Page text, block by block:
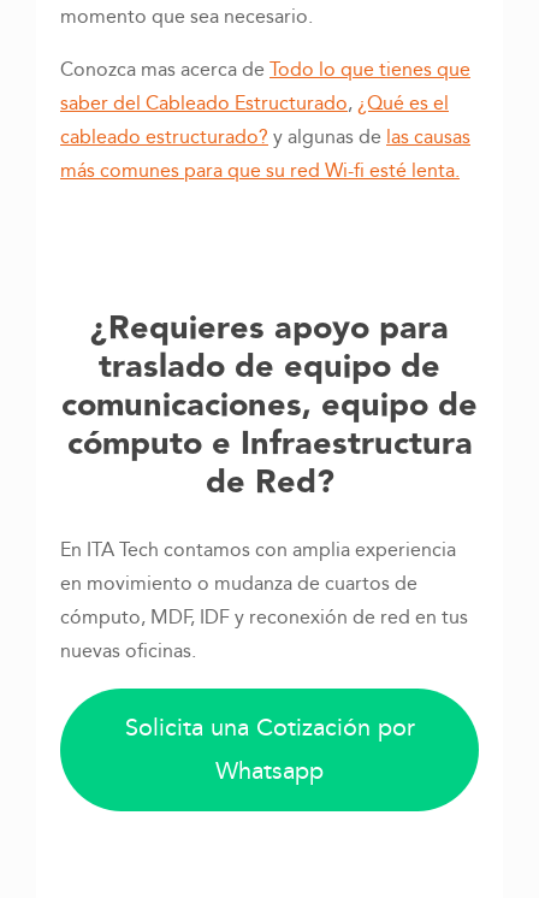
momento que sea necesario.
Conozca mas acerca de Todo lo que tienes que
saber del Cableado Estructurado,¿Qué es el
cableado estructurado?y algunas de las causas
más comunes para que su red Wi-fi esté lenta.
¿Requieres apoyo para
traslado de equipo de
comunicaciones, equipo de
cómputo e Infraestructura
de Red?
En ITA Tech contamos con amplia experiencia
en movimiento o mudanza de cuartos de
cómputo, MDF, IDF y reconexión de red en tus
nuevas oficinas.
Solicita una Cotización por
Whatsapp